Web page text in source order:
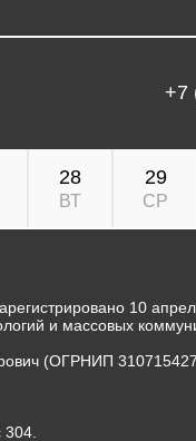
+7
28
ВТ
29
СР
10
и массовых
(ОГРНИП